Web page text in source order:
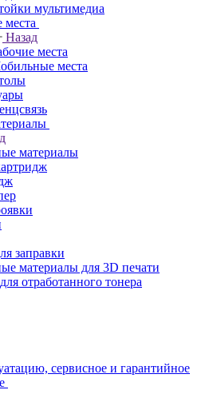
мультимедиа
места
Назад
места
места
материалы
заправки
материалы для 3D печати
отработанного тонера
сервисное и гарантийное